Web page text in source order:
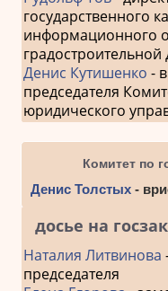
государственного
информационного
градостроительной
Денис Кутишенко -
председателя
юридического
Комитет по
Денис Толстых-
досье на
Наталия Литвинова
председателя